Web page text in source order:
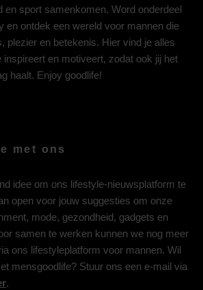
en sport samenkomen. Word onderdeel
en ontdek een wereld voor mannen die
plezier en betekenis. Hier vind je alles
inspireert en motiveert, zodat ook jij het
haalt. Enjoy goodlife!
met ons
idee om ons lifestyle-nieuwsplatform te
open voor jouw suggesties om onze
mode, gezondheid, gadgets en
samen te werken kunnen we nog meer
ons lifestyleplatform voor mannen. Wil
mensgoodlife? Stuur ons een e-mail via
.